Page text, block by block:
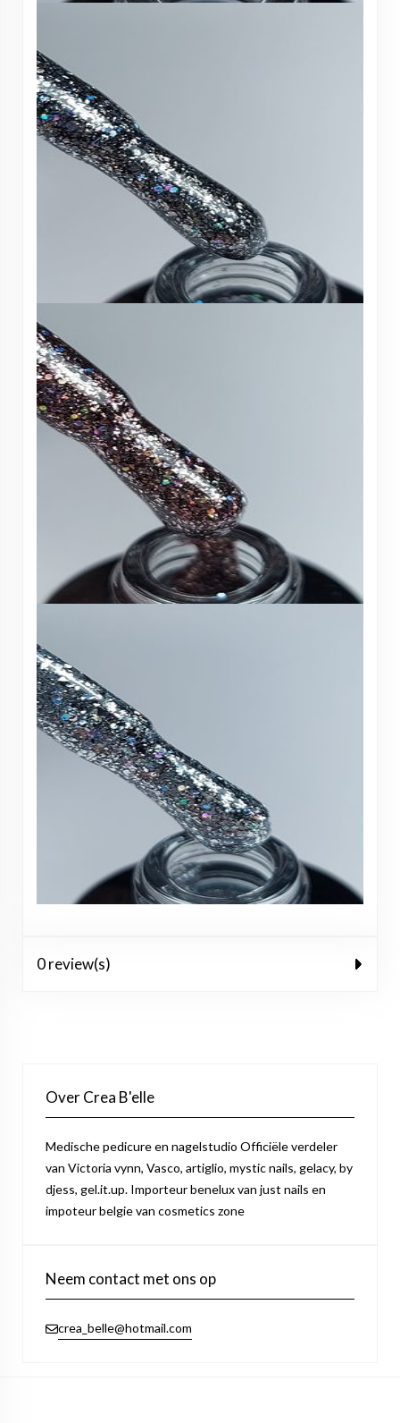
0 review(s)
Over Crea B'elle
Medische pedicure en nagelstudio Officiële verdeler
van Victoria vynn, Vasco, artiglio, mystic nails, gelacy, by
djess, gel.it.up. Importeur benelux van just nails en
impoteur belgie van cosmetics zone
Neem contact met ons op
crea_belle@hotmail.com